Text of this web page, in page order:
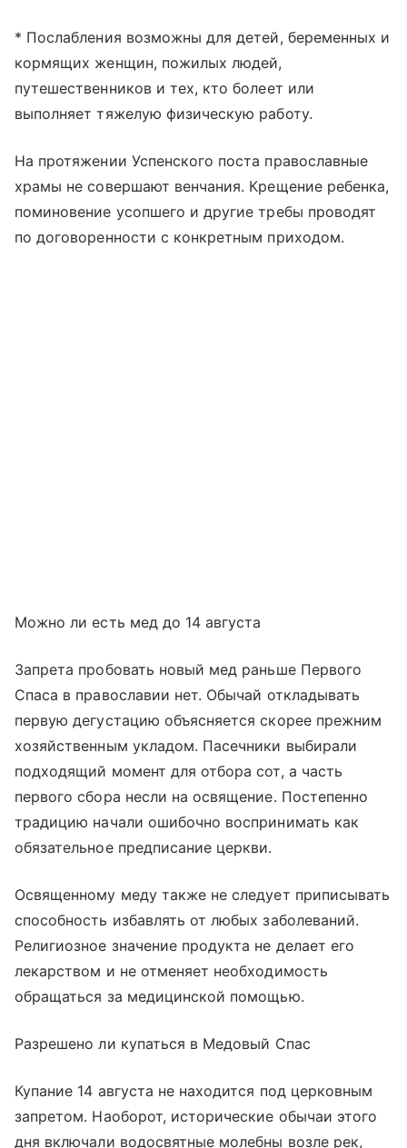
* Послабления возможны для детей, беременных и
кормящих женщин, пожилых людей,
путешественников и тех, кто болеет или
выполняет тяжелую физическую работу.
На протяжении Успенского поста православные
храмы не совершают венчания. Крещение ребенка,
поминовение усопшего и другие требы проводят
по договоренности с конкретным приходом.
Можно ли есть мед до 14 августа
Запрета пробовать новый мед раньше Первого
Спаса в православии нет. Обычай откладывать
первую дегустацию объясняется скорее прежним
хозяйственным укладом. Пасечники выбирали
подходящий момент для отбора сот, а часть
первого сбора несли на освящение. Постепенно
традицию начали ошибочно воспринимать как
обязательное предписание церкви.
Освященному меду также не следует приписывать
способность избавлять от любых заболеваний.
Религиозное значение продукта не делает его
лекарством и не отменяет необходимость
обращаться за медицинской помощью.
Разрешено ли купаться в Медовый Спас
Купание 14 августа не находится под церковным
запретом. Наоборот, исторические обычаи этого
дня включали водосвятные молебны возле рек,